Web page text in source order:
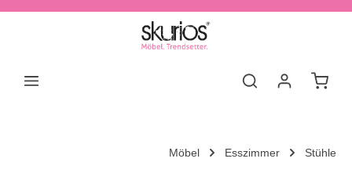
Zum Hauptinhalt springen
Möbel Esszimmer Stühle